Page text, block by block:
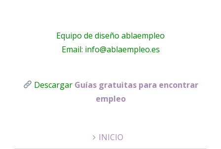
Equipo de diseño ablaempleo
Email: info@ablaempleo.es
Descargar Guías gratuitas para encontrar
empleo
INICIO